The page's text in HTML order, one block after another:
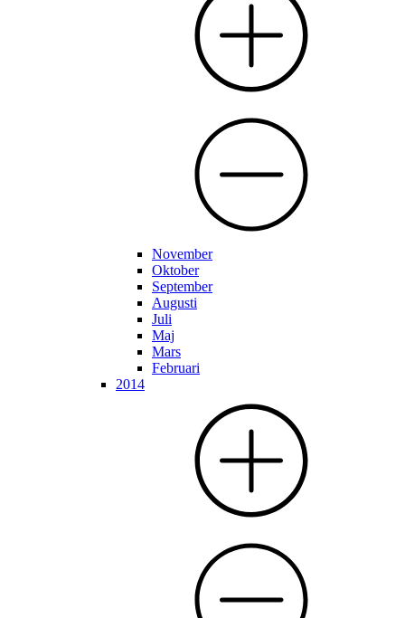
November
Oktober
September
Augusti
Juli
Maj
Mars
Februari
2014